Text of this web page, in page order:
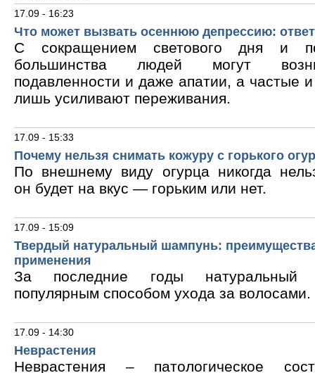
17.09 - 16:23
Что может вызвать осеннюю депрессию:
С сокращением светового дня и
большинства людей могут
подавленности и даже апатии, а частые
лишь усиливают переживания.
17.09 - 15:33
Почему нельзя снимать кожуру с горького
По внешнему виду огурца никогда
он будет на вкус — горьким или нет.
17.09 - 15:09
Твердый натуральный шампунь:
применения
За последние годы натуральный
популярным способом ухода за волосами.
17.09 - 14:30
Неврастения
Неврастения – патологическое